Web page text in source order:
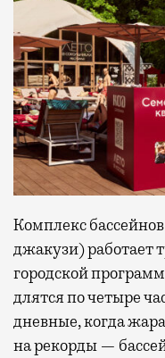
Комплекс
джакузи) работает
городской
длятся по четыре
дневные, когда
на рекорды —